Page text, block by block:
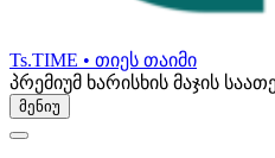
Ts.TIME • თიეს თაიმი
პრემიუმ ხარისხის მაჯის
მენიუ